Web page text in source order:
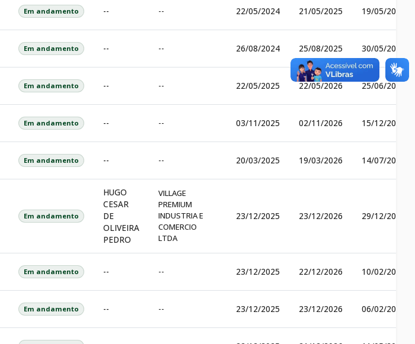
Em andamento -- -- 22/05/2024 21/05/2025 19/05/2025
Em andamento -- -- 26/08/2024 25/08/2025 30/05/2025
Em andamento -- -- 22/05/2025 22/05/2026 25/06/2025
Em andamento -- -- 03/11/2025 02/11/2026 15/12/2025
Em andamento -- -- 20/03/2025 19/03/2026 14/07/2025
Em andamento
HUGO
CESAR
DE
OLIVEIRA
PEDRO
VILLAGE
PREMIUM
INDUSTRIA E
COMERCIO
LTDA
23/12/2025 23/12/2026 29/12/2025
Em andamento -- -- 23/12/2025 22/12/2026 10/02/2026
Em andamento -- -- 23/12/2025 23/12/2026 06/02/2026